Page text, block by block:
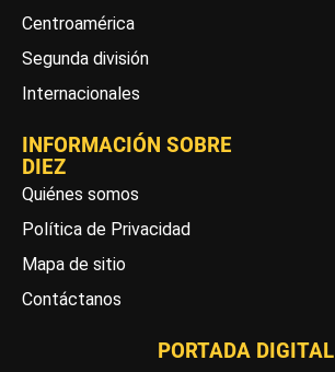
Centroamérica
Segunda división
Internacionales
INFORMACIÓN SOBRE
DIEZ
Quiénes somos
Política de Privacidad
Mapa de sitio
Contáctanos
PORTADA DIGITAL